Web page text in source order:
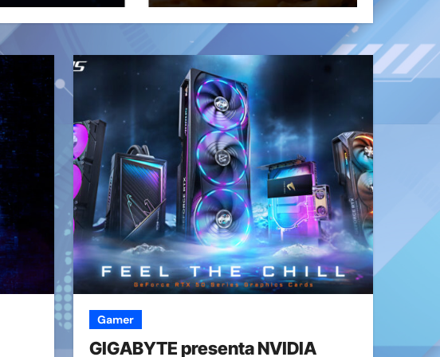
ingrediente
s
(OVSwrap)
con exploit
activo
afecta 800
compilacion
es
Gamer
GIGABYTE presenta NVIDIA